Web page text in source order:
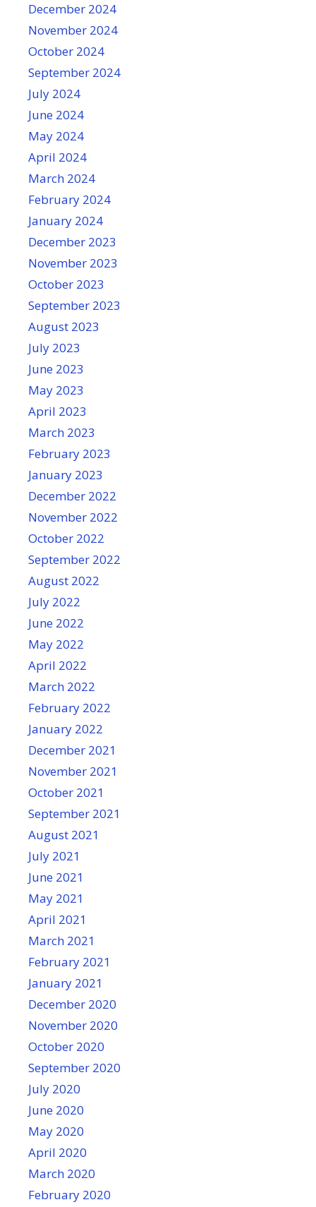
December 2024
November 2024
October 2024
September 2024
July 2024
June 2024
May 2024
April 2024
March 2024
February 2024
January 2024
December 2023
November 2023
October 2023
September 2023
August 2023
July 2023
June 2023
May 2023
April 2023
March 2023
February 2023
January 2023
December 2022
November 2022
October 2022
September 2022
August 2022
July 2022
June 2022
May 2022
April 2022
March 2022
February 2022
January 2022
December 2021
November 2021
October 2021
September 2021
August 2021
July 2021
June 2021
May 2021
April 2021
March 2021
February 2021
January 2021
December 2020
November 2020
October 2020
September 2020
July 2020
June 2020
May 2020
April 2020
March 2020
February 2020